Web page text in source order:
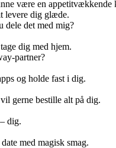
være en appetitvækkende
levere dig glæde.
dele det med mig?
dig med hjem.
partner?
og holde fast i dig.
gerne bestille alt på dig.
dig.
med magisk smag.